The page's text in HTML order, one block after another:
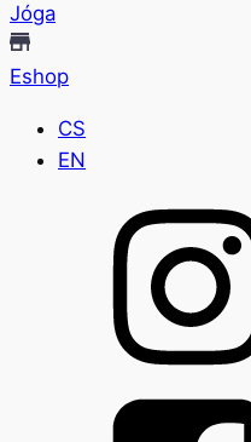
Jóga
Eshop
CS
EN